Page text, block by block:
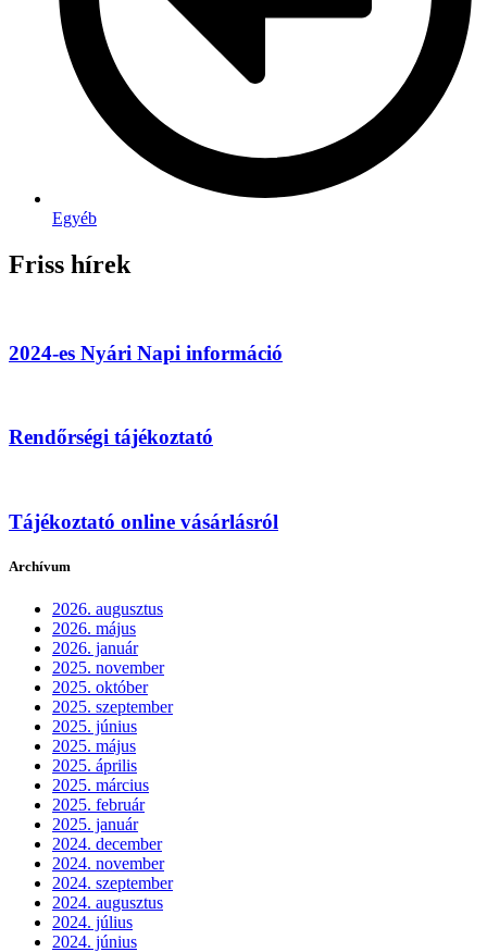
Egyéb
Friss hírek
2024-es Nyári Napi információ
Rendőrségi tájékoztató
Tájékoztató online vásárlásról
Archívum
2026. augusztus
2026. május
2026. január
2025. november
2025. október
2025. szeptember
2025. június
2025. május
2025. április
2025. március
2025. február
2025. január
2024. december
2024. november
2024. szeptember
2024. augusztus
2024. július
2024. június